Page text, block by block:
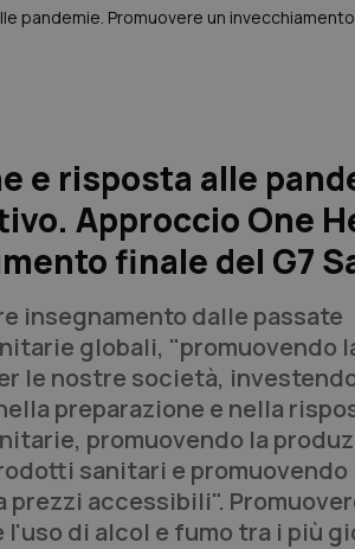
e risposta alle
Approccio One
finale del G7
insegnamento dalle passate
globali, "promuovendo
le nostre società,
preparazione e nella
promuovendo la
sanitari e promuovendo
accessibili".
di alcol e fumo tra i più